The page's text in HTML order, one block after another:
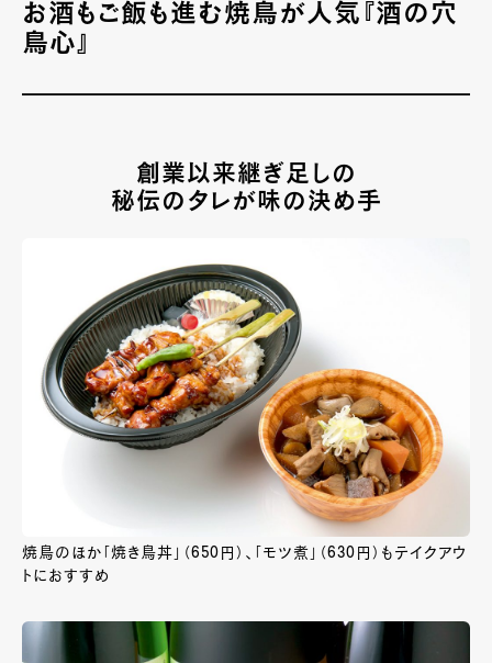
お酒もご飯も進む焼鳥が人気『酒の穴
鳥心』
創業以来継ぎ足しの
秘伝のタレが味の決め手
焼鳥のほか「焼き鳥丼」（650円）、「モツ煮」（630円）もテイクアウ
トにおすすめ